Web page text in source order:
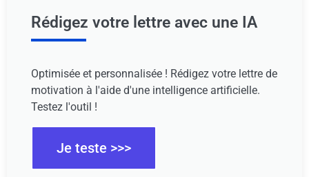
Rédigez votre lettre avec une IA
Optimisée et personnalisée ! Rédigez votre lettre de
motivation à l'aide d'une intelligence artificielle.
Testez l'outil !
Je teste >>>